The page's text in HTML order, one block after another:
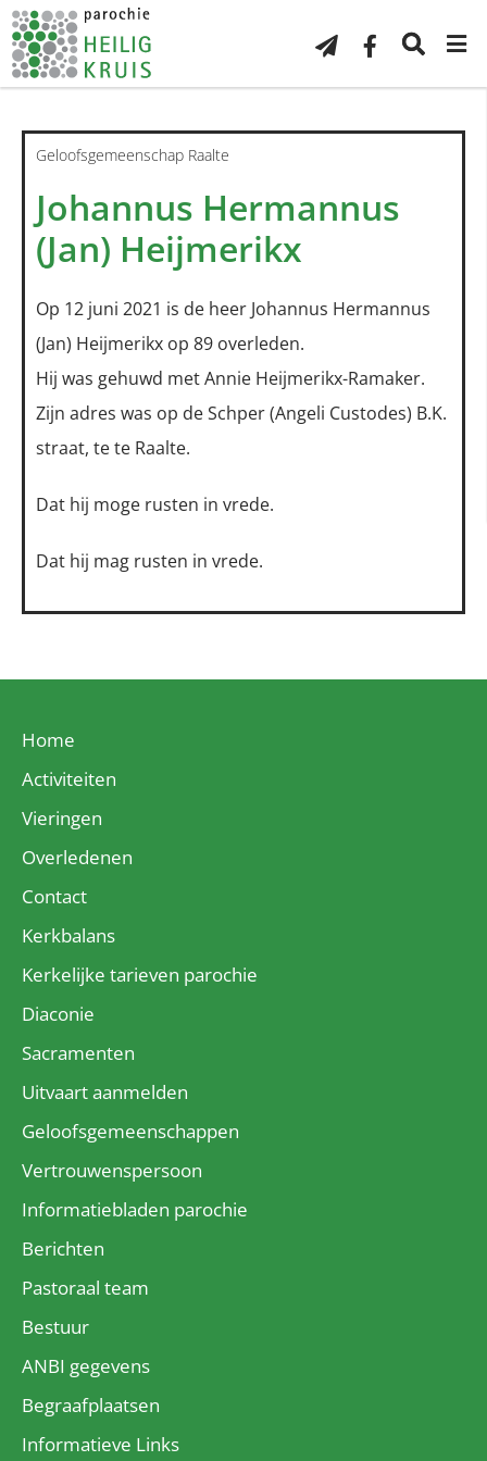
Geloofsgemeenschap Raalte
Johannus Hermannus
(Jan) Heijmerikx
Op 12 juni 2021 is de heer Johannus Hermannus
(Jan) Heijmerikx op 89 overleden.
Hij was gehuwd met Annie Heijmerikx-Ramaker.
Zijn adres was op de Schper (Angeli Custodes) B.K.
straat, te te Raalte.
Dat hij moge rusten in vrede.
Dat hij mag rusten in vrede.
Home
Activiteiten
Vieringen
Overledenen
Contact
Kerkbalans
Kerkelijke tarieven parochie
Diaconie
Sacramenten
Uitvaart aanmelden
Geloofsgemeenschappen
Vertrouwenspersoon
Informatiebladen parochie
Berichten
Pastoraal team
Bestuur
ANBI gegevens
Begraafplaatsen
Informatieve Links